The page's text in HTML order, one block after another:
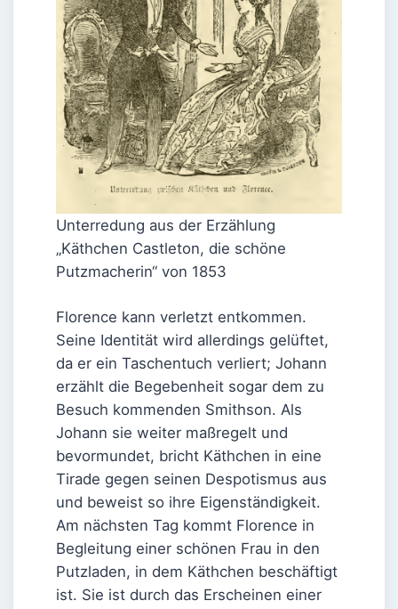
Unterredung aus der Erzählung
„Käthchen Castleton, die schöne
Putzmacherin“ von 1853
Florence kann verletzt entkommen.
Seine Identität wird allerdings gelüftet,
da er ein Taschentuch verliert; Johann
erzählt die Begebenheit sogar dem zu
Besuch kommenden Smithson. Als
Johann sie weiter maßregelt und
bevormundet, bricht Käthchen in eine
Tirade gegen seinen Despotismus aus
und beweist so ihre Eigenständigkeit.
Am nächsten Tag kommt Florence in
Begleitung einer schönen Frau in den
Putzladen, in dem Käthchen beschäftigt
ist. Sie ist durch das Erscheinen einer